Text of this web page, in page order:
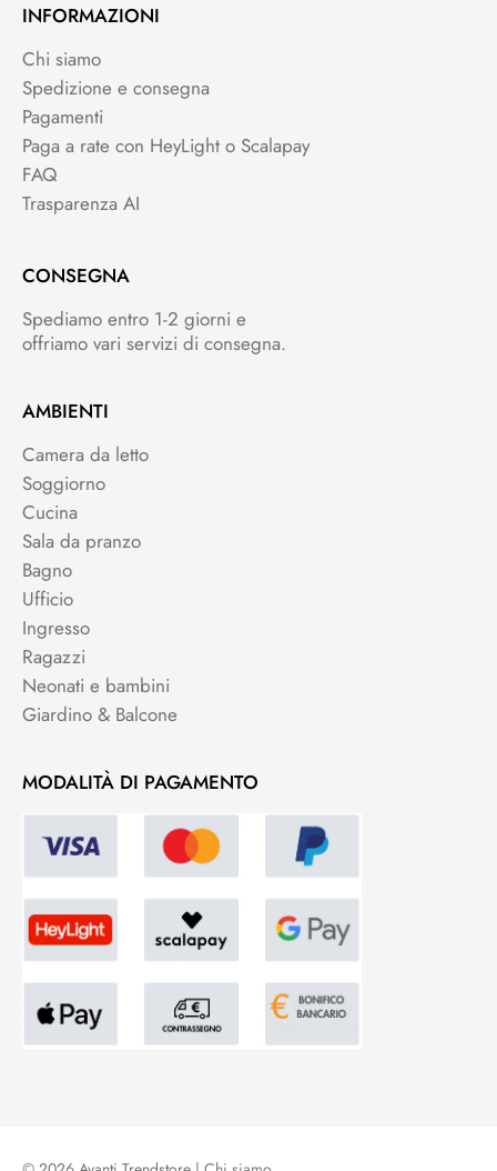
INFORMAZIONI
Chi siamo
Spedizione e consegna
Pagamenti
Paga a rate con HeyLight o Scalapay
FAQ
Trasparenza AI
CONSEGNA
Spediamo entro 1-2 giorni e
offriamo vari servizi di consegna.
AMBIENTI
Camera da letto
Soggiorno
Cucina
Sala da pranzo
Bagno
Ufficio
Ingresso
Ragazzi
Neonati e bambini
Giardino & Balcone
MODALITÀ DI PAGAMENTO